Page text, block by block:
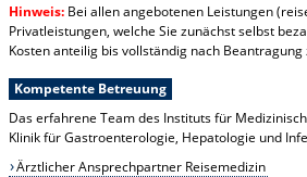
Hinweis: Bei allen angebotenen Leistungen
Privatleistungen, welche Sie zunächst selbst
Kosten anteilig bis vollständig nach
Kompetente Betreuung
Das erfahrene Team des Instituts für
Klinik für Gastroenterologie, Hepatologie und
Ärztlicher Ansprechpartner Reisemedizin